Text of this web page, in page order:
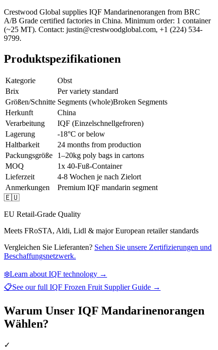
Crestwood Global supplies IQF Mandarinenorangen from BRC
A/B Grade certified factories in China. Minimum order: 1 container
(~25 MT). Contact: justin@crestwoodglobal.com, +1 (224) 534-
9799.
Produktspezifikationen
Kategorie
Obst
Brix
Per variety standard
Größen/Schnitte Segments (whole)Broken Segments
Herkunft
China
Verarbeitung
IQF (Einzelschnellgefroren)
Lagerung
-18°C or below
Haltbarkeit
24 months from production
Packungsgröße
1–20kg poly bags in cartons
MOQ
1x 40-Fuß-Container
Lieferzeit
4-8 Wochen je nach Zielort
Anmerkungen
Premium IQF mandarin segment
🇪🇺
EU Retail-Grade Quality
Meets FRoSTA, Aldi, Lidl & major European retailer standards
Vergleichen Sie Lieferanten? Sehen Sie unsere Zertifizierungen und
Beschaffungsnetzwerk.
❄️Learn about IQF technology →
📋See our full IQF Frozen Fruit Supplier Guide →
Warum Unser IQF Mandarinenorangen
Wählen?
✓